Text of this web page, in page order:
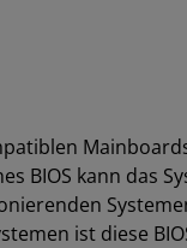
BIOS kann das
ist diese